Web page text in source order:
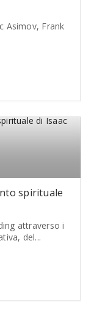
Asimov, Frank
spirituale
attraverso i
del...